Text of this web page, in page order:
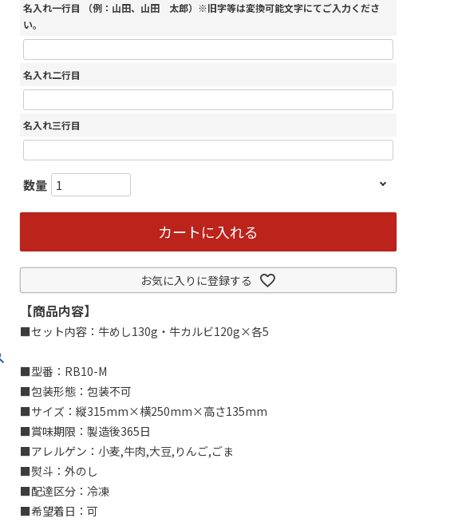
名入れ一行目 （例：山田、山田 太郎）※旧字等は変換可能文字にてご入力くださ
い。
名入れ二行目
名入れ三行目
カートに入れる
お気に入りに登録する
【商品内容】
■セット内容：牛めし130g・牛カルビ120g×各5
■型番：RB10-M
■包装形態：包装不可
■サイズ：縦315mm×横250mm×高さ135mm
■賞味期限：製造後365日
■アレルゲン：小麦,牛肉,大豆,りんご,ごま
■熨斗：外のし
■配達区分：冷凍
■希望着日：可